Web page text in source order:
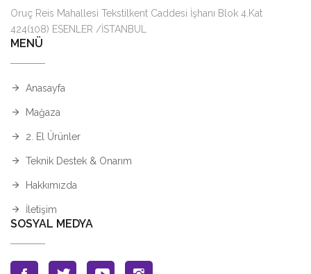
Oruç Reis Mahallesi Tekstilkent Caddesi İşhanı Blok 4.Kat
424(108) ESENLER /İSTANBUL
MENÜ
Anasayfa
Mağaza
2. El Ürünler
Teknik Destek & Onarım
Hakkımızda
İletişim
SOSYAL MEDYA